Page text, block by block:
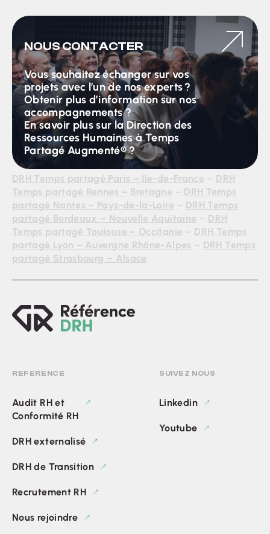
NOUS CONTACTER
Vous souhaitez échanger sur vos
projets avec l’un de nos experts ?
Obtenir plus d’information sur nos
accompagnements ?
En savoir plus sur la Direction des
Ressources Humaines à Temps
Partagé Augmenté® ?
DRH Temps partagé Paris – Ile-de-France – DRH
Temps partagé Rennes – Bretagne – DRH Temps
partagé Nantes – Pays-de-la-Loire – DRH Temps
partagé Bordeaux – Nouvelle Aquitaine – DRH
Temps partagé Toulouse – Occitanie – DRH Temps
partagé Lyon – Auvergne Rhône-Alpes – DRH Temps
partagé Strasbourg – Alsace
REFERENCE
Audit RH et
Conformité RH
DRH externalisé
DRH de Transition
Recrutement RH
Nous rejoindre
SUIVEZ NOUS
Linkedin
Youtube